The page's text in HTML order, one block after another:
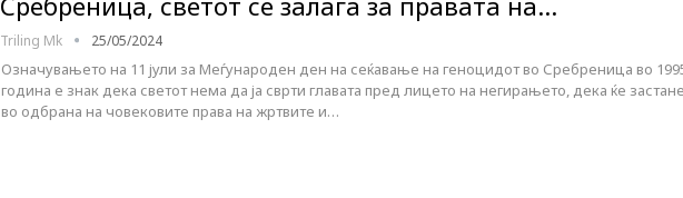
Triling Mk 25/05/2024
Означувањето на 11 јули за Меѓународен ден на сеќавање на геноцидот во Сребреница во
година е знак дека светот нема да ја сврти главата пред лицето на негирањето, дека ќе
во одбрана на човековите права на жртвите и…